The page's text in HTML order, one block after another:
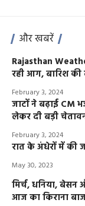
और खबरें
Rajasthan
रही आग, बारिश
February 3, 2024
जाटों ने बढ़ाई CM
लेकर दी बड़ी
February 3, 2024
रात के अंधेरों में की
May 30, 2023
मिर्च, धनिया, बेसन
आज का किराना